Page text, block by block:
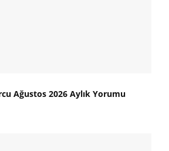
Ağustos 2026 Aylık Yorumu